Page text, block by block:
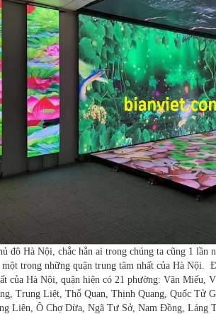
đô Hà Nội, chắc hẳn ai trong chúng ta cũng 1 lần
trong những quận trung tâm nhất của Hà Nội.
của Hà Nội, quận hiện có 21 phường: Văn Miếu,
Trung Liệt, Thổ Quan, Thịnh Quang, Quốc Tử
Liên, Ô Chợ Dừa, Ngã Tư Sở, Nam Đồng, Láng